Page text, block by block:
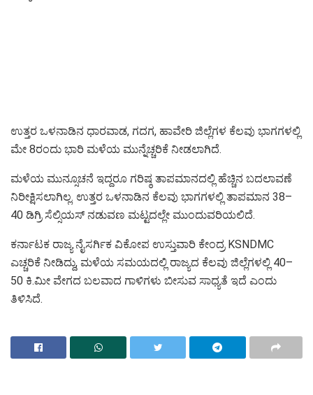
ಉತ್ತರ ಒಳನಾಡಿನ ಧಾರವಾಡ, ಗದಗ, ಹಾವೇರಿ ಜಿಲ್ಲೆಗಳ ಕೆಲವು ಭಾಗಗಳಲ್ಲಿ
ಮೇ 8ರಂದು ಭಾರಿ ಮಳೆಯ ಮುನ್ನೆಚ್ಚರಿಕೆ ನೀಡಲಾಗಿದೆ.
ಮಳೆಯ ಮುನ್ಸೂಚನೆ ಇದ್ದರೂ ಗರಿಷ್ಠ ತಾಪಮಾನದಲ್ಲಿ ಹೆಚ್ಚಿನ ಬದಲಾವಣೆ
ನಿರೀಕ್ಷಿಸಲಾಗಿಲ್ಲ. ಉತ್ತರ ಒಳನಾಡಿನ ಕೆಲವು ಭಾಗಗಳಲ್ಲಿ ತಾಪಮಾನ 38–
40 ಡಿಗ್ರಿ ಸೆಲ್ಸಿಯಸ್ ನಡುವಣ ಮಟ್ಟದಲ್ಲೇ ಮುಂದುವರಿಯಲಿದೆ.
ಕರ್ನಾಟಕ ರಾಜ್ಯ ನೈಸರ್ಗಿಕ ವಿಕೋಪ ಉಸ್ತುವಾರಿ ಕೇಂದ್ರ KSNDMC
ಎಚ್ಚರಿಕೆ ನೀಡಿದ್ದು, ಮಳೆಯ ಸಮಯದಲ್ಲಿ ರಾಜ್ಯದ ಕೆಲವು ಜಿಲ್ಲೆಗಳಲ್ಲಿ 40–
50 ಕಿ.ಮೀ ವೇಗದ ಬಲವಾದ ಗಾಳಿಗಳು ಬೀಸುವ ಸಾಧ್ಯತೆ ಇದೆ ಎಂದು
ತಿಳಿಸಿದೆ.